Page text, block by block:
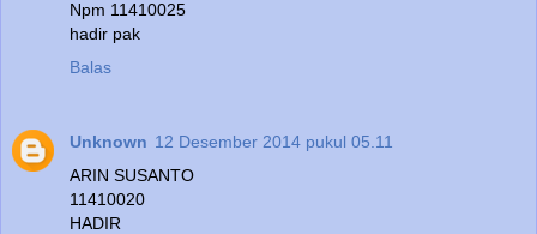
Npm 11410025
hadir pak
Balas
Unknown 12 Desember 2014 pukul 05.11
ARIN SUSANTO
11410020
HADIR